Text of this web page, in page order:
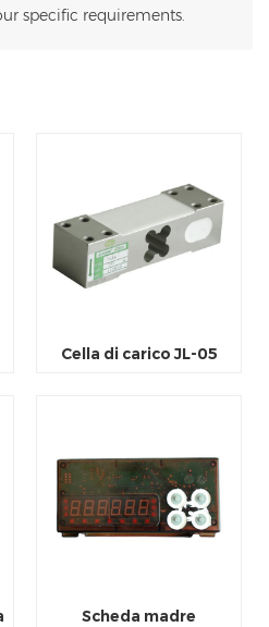
specific requirements.
Cella di carico JL-05
Scheda madre